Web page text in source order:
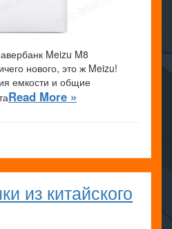
Meizu M8
нового, это ж Meizu!
емкости и общие
Read More »
из китайского